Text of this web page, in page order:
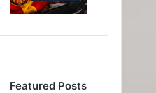
Featured Posts